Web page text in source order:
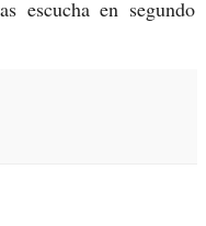
escucha en segundo